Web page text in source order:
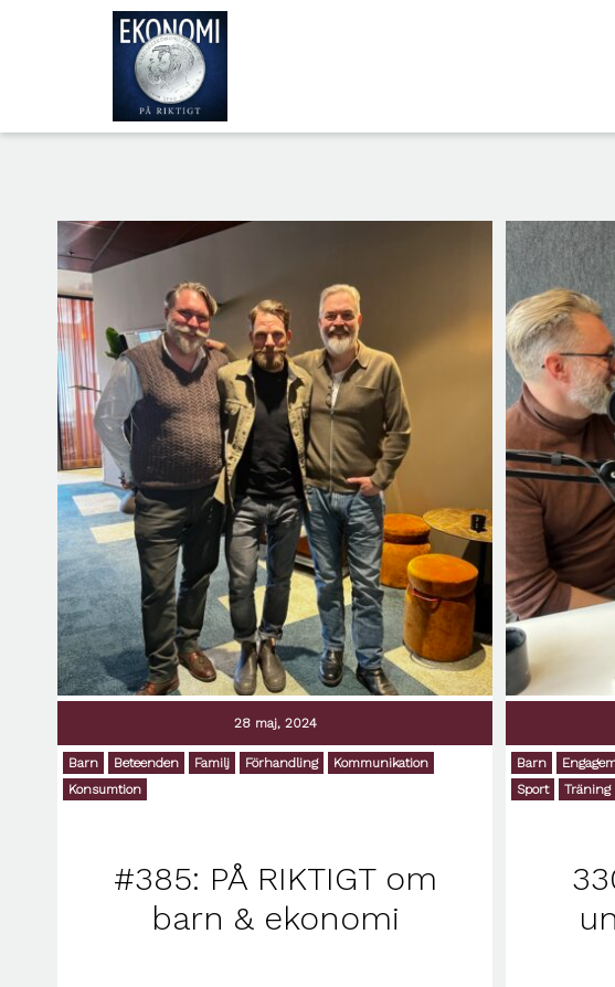
OM
OSS
28 maj, 2024
Barn Beteenden Familj Förhandling
Kommunikation
Konsumtion
#385: PÅ RIKTIGT om
barn & ekonomi
Barn
Sport
Träning